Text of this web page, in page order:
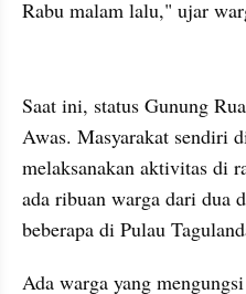
Rabu malam lalu," ujar
Saat ini, status Gunung
Awas. Masyarakat sendiri
melaksanakan aktivitas di
ada ribuan warga dari dua
beberapa di Pulau
Ada warga yang